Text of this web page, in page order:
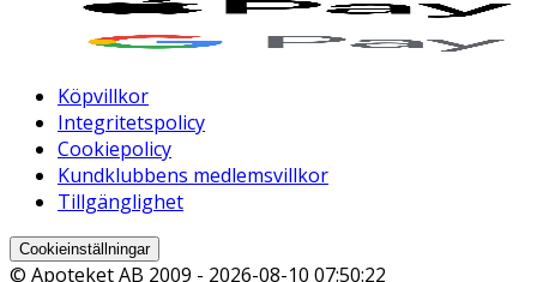
Köpvillkor
Integritetspolicy
Cookiepolicy
Kundklubbens medlemsvillkor
Tillgänglighet
Cookieinställningar
© Apoteket AB 2009 - 2026-08-10 07:50:22